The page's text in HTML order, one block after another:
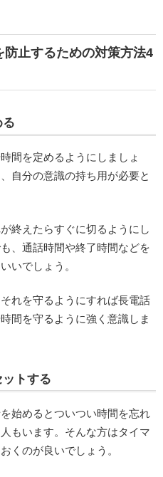
止するための対策方法4
間を定めるようにしましょ
自分の意識の持ち用が必要と
終えたらすぐに切るようにし
、通話時間や終了時間などを
いでしょう。
れを守るようにすれば長電話
間を守るように強く意識しま
トする
始めるとついつい時間を忘れ
もいます。そんな方はタイマ
くのが良いでしょう。